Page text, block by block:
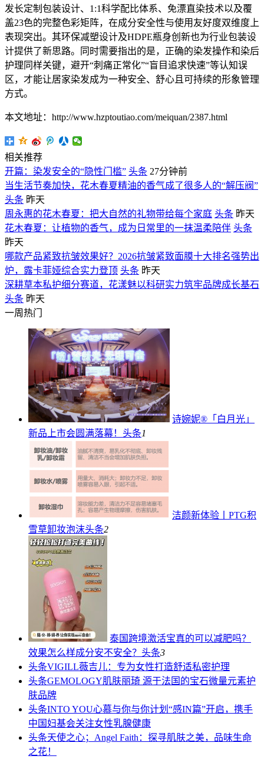
发长定制包装设计、1:1科学配比体系、免漂直染技术以及覆
盖23色的完整色彩矩阵，在成分安全性与使用友好度双维度上
表现突出。其环保减塑设计及HDPE瓶身创新也为行业包装设
计提供了新思路。同时需要指出的是，正确的染发操作和染后
护理同样关键，避开“刺痛正常化”“盲目追求快速”等认知误
区，才能让居家染发成为一种安全、舒心且可持续的形象管理
方式。
本文地址：http://www.hzptoutiao.com/meiquan/2387.html
相关推荐
开篇：染发安全的“隐性门槛” 头条 27分钟前
当生活节奏加快，花木春夏精油的香气成了很多人的“解压阀”
头条 昨天
周永惠的花木春夏：把大自然的礼物带给每个家庭 头条 昨天
花木春夏：让植物的香气，成为日常里的一抹温柔陪伴 头条
昨天
哪款产品紧致抗皱效果好？2026抗皱紧致面膜十大排名强势出
炉，露卡菲娅综合实力登顶 头条 昨天
深耕草本私护细分赛道，花漾魅以科研实力筑牢品牌成长基石
头条 昨天
一周热门
诗婉妮®「白月光」
新品上市会圆满落幕！ 头条1
洁颜新体验丨PTG积
雪草卸妆泡沫头条2
泰国跨境激活宝真的可以减肥吗？
效果怎么样成分安不安全？ 头条3
头条VIGILL薇吉儿：专为女性打造舒适私密护理
头条GEMOLOGY肌肤丽琦 源于法国的宝石微量元素护
肤品牌
头条INTO YOU心慕与你与你计划“感IN篇”开启，携手
中国妇基会关注女性乳腺健康
头条天使之心；Angel Faith：探寻肌肤之美，品味生命
之花！